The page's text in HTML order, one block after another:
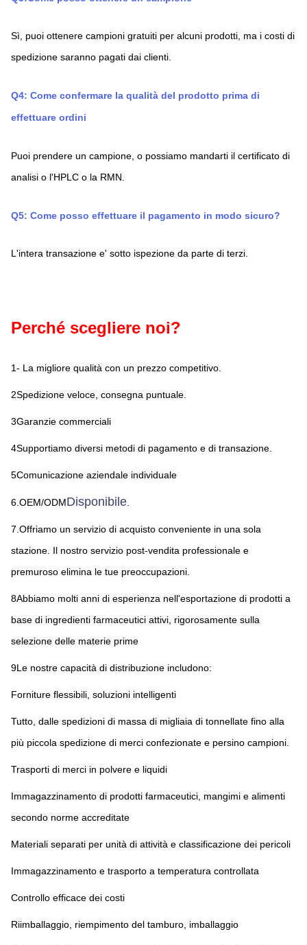
Sì, puoi ottenere campioni gratuiti per alcuni prodotti, ma i costi di
spedizione saranno pagati dai clienti.
Q4: Come confermare la qualità del prodotto prima di
effettuare ordini
Puoi prendere un campione, o possiamo mandarti il certificato di
analisi o l'HPLC o la RMN.
Q5: Come posso effettuare il pagamento in modo sicuro?
L'intera transazione e' sotto ispezione da parte di terzi.
Perché scegliere noi?
1- La migliore qualità con un prezzo competitivo.
2Spedizione veloce, consegna puntuale.
3Garanzie commerciali
4Supportiamo diversi metodi di pagamento e di transazione.
5Comunicazione aziendale individuale
6.OEM/ODMDisponibile.
7.Offriamo un servizio di acquisto conveniente in una sola
stazione. Il nostro servizio post-vendita professionale e
premuroso elimina le tue preoccupazioni.
8Abbiamo molti anni di esperienza nell'esportazione di prodotti a
base di ingredienti farmaceutici attivi, rigorosamente sulla
selezione delle materie prime
9Le nostre capacità di distribuzione includono:
Forniture flessibili, soluzioni intelligenti
Tutto, dalle spedizioni di massa di migliaia di tonnellate fino alla
più piccola spedizione di merci confezionate e persino campioni.
Trasporti di merci in polvere e liquidi
Immagazzinamento di prodotti farmaceutici, mangimi e alimenti
secondo norme accreditate
Materiali separati per unità di attività e classificazione dei pericoli
Immagazzinamento e trasporto a temperatura controllata
Controllo efficace dei costi
Riimballaggio, riempimento del tamburo, imballaggio